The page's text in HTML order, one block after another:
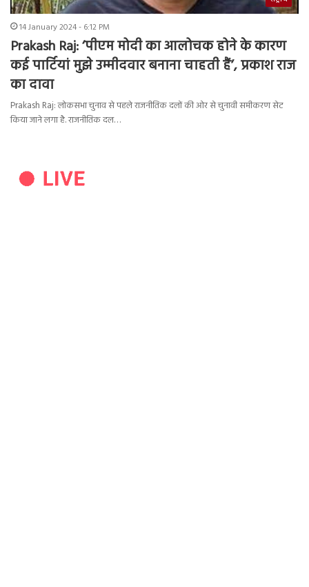
14 January 2024 - 6:12 PM
Prakash Raj: ‘पीएम मोदी का आलोचक होने के कारण
कई पार्टियां मुझे उम्मीदवार बनाना चाहती हैं’, प्रकाश राज
का दावा
Prakash Raj: लोकसभा चुनाव से पहले राजनीतिक दलों की ओर से चुनावी समीकरण सेट
किया जाने लगा है. राजनीतिक दल…